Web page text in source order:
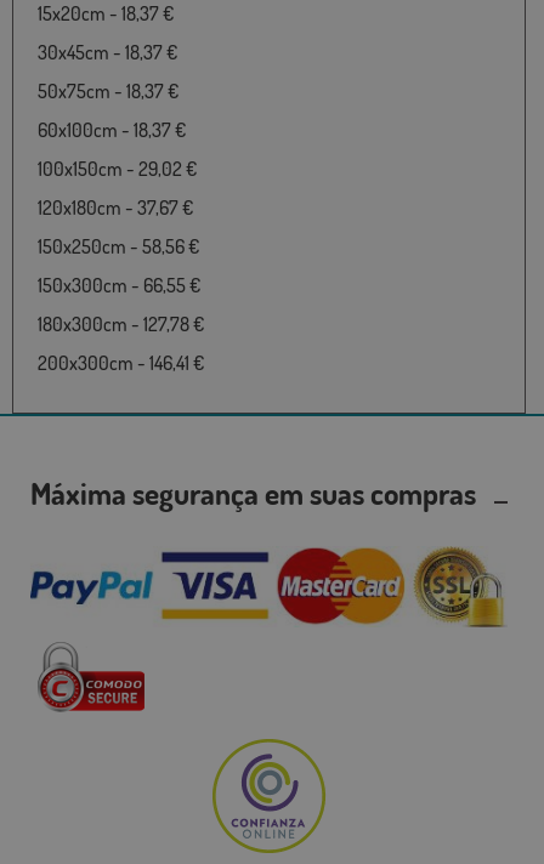
15x20cm - 18,37 €
30x45cm - 18,37 €
50x75cm - 18,37 €
60x100cm - 18,37 €
100x150cm - 29,02 €
120x180cm - 37,67 €
150x250cm - 58,56 €
150x300cm - 66,55 €
180x300cm - 127,78 €
200x300cm - 146,41 €
Máxima segurança em suas compras